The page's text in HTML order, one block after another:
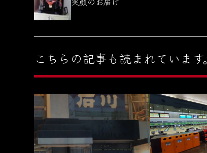
こちらの記事も読まれています。